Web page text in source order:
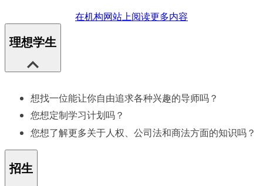
在机构网站上阅读更多内容
理想学生
想找一位能让你自由追求各种兴趣的导师吗？
您想定制学习计划吗？
您想了解更多关于人权、公司法和商法方面的知识吗？
招生